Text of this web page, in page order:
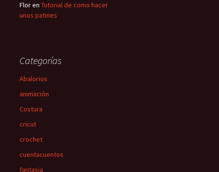
Floren Tutorial de como hacer
unos patines
Categorías
Abalorios
animación
Costura
cricut
crochet
cuentacuentos
fantasia